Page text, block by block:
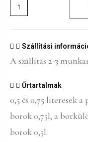
Szállítási
A szállítás 2-3
Űrtartalmak
0,5 és 0,75 literesek a
borok 0,75l, a
borok 0,5l.